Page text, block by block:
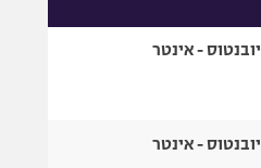
יובנטוס - אינטר
יובנטוס - אינטר